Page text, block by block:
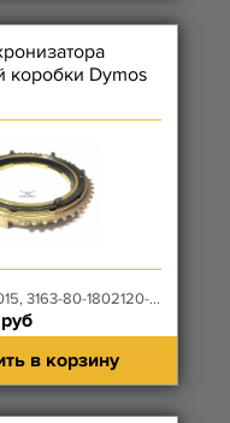
коробки Dymos
3163-80-1802120-00
в корзину